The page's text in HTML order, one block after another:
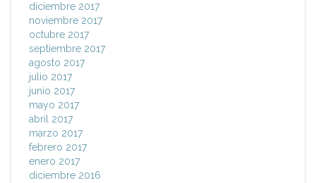
diciembre 2017
noviembre 2017
octubre 2017
septiembre 2017
agosto 2017
julio 2017
junio 2017
mayo 2017
abril 2017
marzo 2017
febrero 2017
enero 2017
diciembre 2016